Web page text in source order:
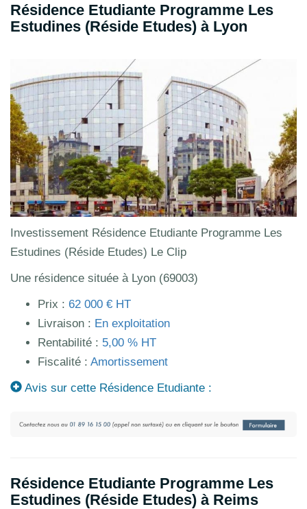
Résidence Etudiante Programme Les
Estudines (Réside Etudes) à Lyon
Investissement Résidence Etudiante Programme Les
Estudines (Réside Etudes) Le Clip
Une résidence située à Lyon (69003)
Prix : 62 000 € HT
Livraison : En exploitation
Rentabilité : 5,00 % HT
Fiscalité : Amortissement
Avis sur cette Résidence Etudiante :
Résidence Etudiante Programme Les
Estudines (Réside Etudes) à Reims